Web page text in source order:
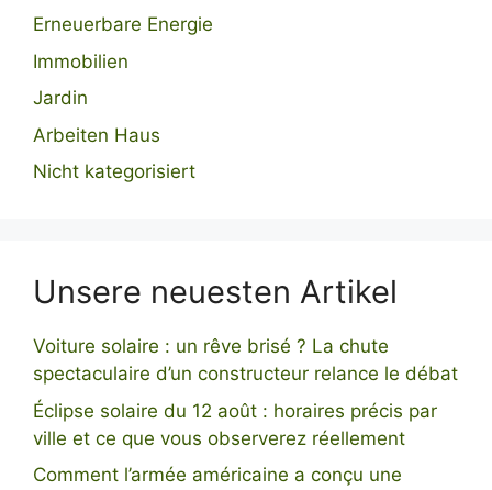
Erneuerbare Energie
Immobilien
Jardin
Arbeiten Haus
Nicht kategorisiert
Unsere neuesten Artikel
Voiture solaire : un rêve brisé ? La chute
spectaculaire d’un constructeur relance le débat
Éclipse solaire du 12 août : horaires précis par
ville et ce que vous observerez réellement
Comment l’armée américaine a conçu une